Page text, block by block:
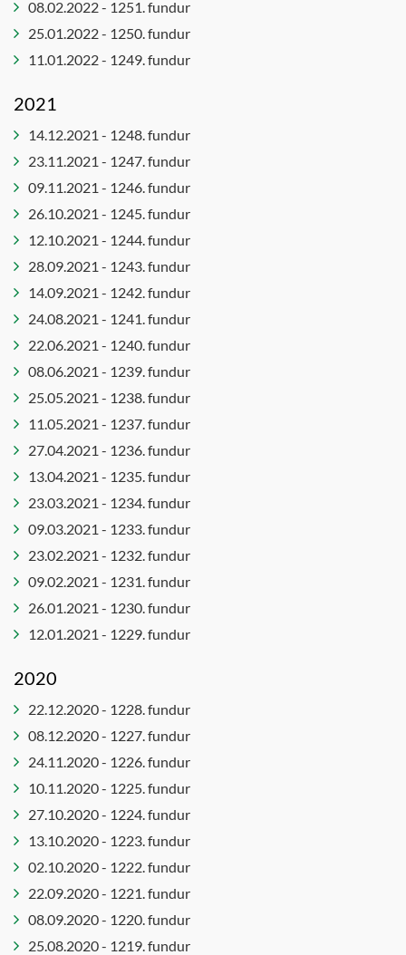
08.02.2022 - 1251. fundur
25.01.2022 - 1250. fundur
11.01.2022 - 1249. fundur
2021
14.12.2021 - 1248. fundur
23.11.2021 - 1247. fundur
09.11.2021 - 1246. fundur
26.10.2021 - 1245. fundur
12.10.2021 - 1244. fundur
28.09.2021 - 1243. fundur
14.09.2021 - 1242. fundur
24.08.2021 - 1241. fundur
22.06.2021 - 1240. fundur
08.06.2021 - 1239. fundur
25.05.2021 - 1238. fundur
11.05.2021 - 1237. fundur
27.04.2021 - 1236. fundur
13.04.2021 - 1235. fundur
23.03.2021 - 1234. fundur
09.03.2021 - 1233. fundur
23.02.2021 - 1232. fundur
09.02.2021 - 1231. fundur
26.01.2021 - 1230. fundur
12.01.2021 - 1229. fundur
2020
22.12.2020 - 1228. fundur
08.12.2020 - 1227. fundur
24.11.2020 - 1226. fundur
10.11.2020 - 1225. fundur
27.10.2020 - 1224. fundur
13.10.2020 - 1223. fundur
02.10.2020 - 1222. fundur
22.09.2020 - 1221. fundur
08.09.2020 - 1220. fundur
25.08.2020 - 1219. fundur